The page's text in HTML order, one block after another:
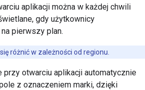
aplikacji można w każdej chwili
gdy użytkownicy
pierwszy plan.
różnić w zależności od regionu.
przy otwarciu aplikacji automatycznie
z oznaczeniem marki, dzięki